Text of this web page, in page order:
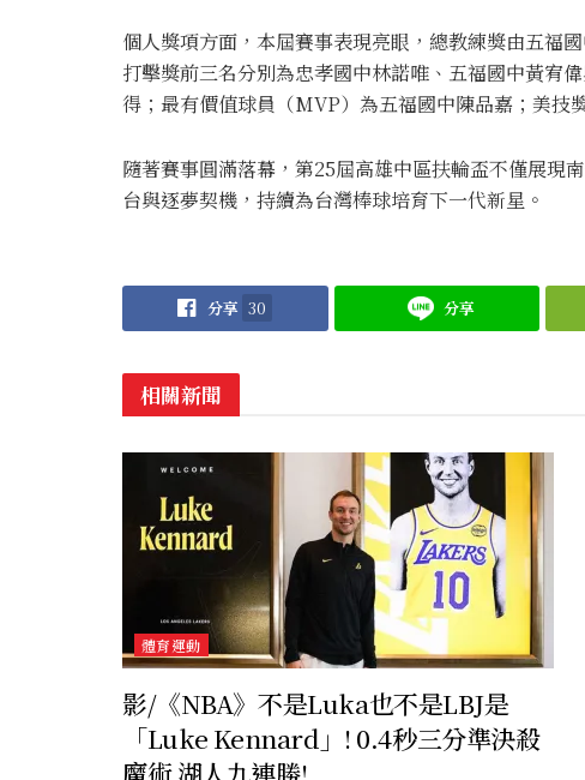
個人獎項方面，本屆賽事表現亮眼，總教練獎由五福
打擊獎前三名分別為忠孝國中林諾唯、五福國中黃宥
得；最有價值球員（MVP）為五福國中陳品嘉；美技
隨著賽事圓滿落幕，第25屆高雄中區扶輪盃不僅展現
台與逐夢契機，持續為台灣棒球培育下一代新星。
分享 30 分享
相關新聞
體育運動
影/《NBA》不是Luka也不是LBJ是
「Luke Kennard」! 0.4秒三分準決殺